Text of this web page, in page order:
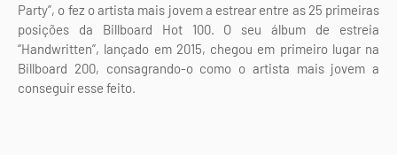
Party”, o fez o artista mais jovem a estrear entre as 25 primeiras
posições da Billboard Hot 100. O seu álbum de estreia
“Handwritten”, lançado em 2015, chegou em primeiro lugar na
Billboard 200, consagrando-o como o artista mais jovem a
conseguir esse feito.